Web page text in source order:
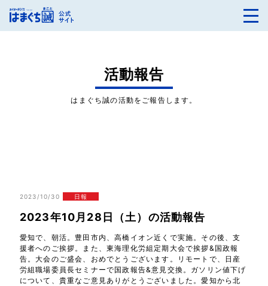
活動報告
はまぐち誠の活動をご報告します。
2023/10/30 日報
2023年10月28日（土）の活動報告
愛知で、朝活。豊田市内、高橋イオン近くで実施。その後、支
援者へのご挨拶。また、東海理化労組定期大会で挨拶&国政報
告。大会のご盛会、おめでとうございます。リモートで、日産
労組職場委員長セミナーで国政報告&意見交換。ガソリン値下げ
について、貴重なご意見ありがとうございました。愛知から北